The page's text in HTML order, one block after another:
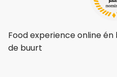
Food experience online én
de buurt